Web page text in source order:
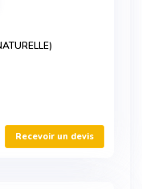
Recevoir un devis